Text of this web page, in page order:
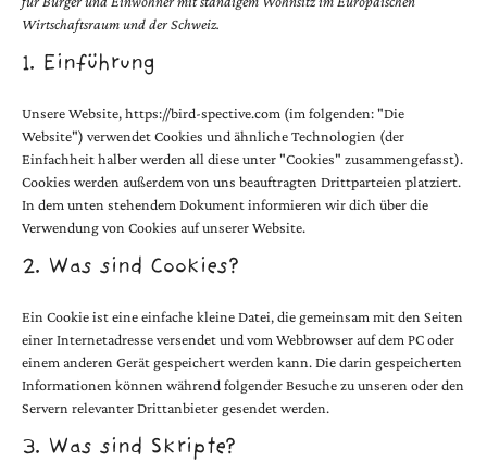
Wirtschaftsraum und der Schweiz.
1. Einführung
Unsere Website, https://bird-spective.com (im folgenden: "Die
Website") verwendet Cookies und ähnliche Technologien (der
Einfachheit halber werden all diese unter "Cookies" zusammengefasst).
Cookies werden außerdem von uns beauftragten Drittparteien platziert.
In dem unten stehendem Dokument informieren wir dich über die
Verwendung von Cookies auf unserer Website.
2. Was sind Cookies?
Ein Cookie ist eine einfache kleine Datei, die gemeinsam mit den Seiten
einer Internetadresse versendet und vom Webbrowser auf dem PC oder
einem anderen Gerät gespeichert werden kann. Die darin gespeicherten
Informationen können während folgender Besuche zu unseren oder den
Servern relevanter Drittanbieter gesendet werden.
3. Was sind Skripte?